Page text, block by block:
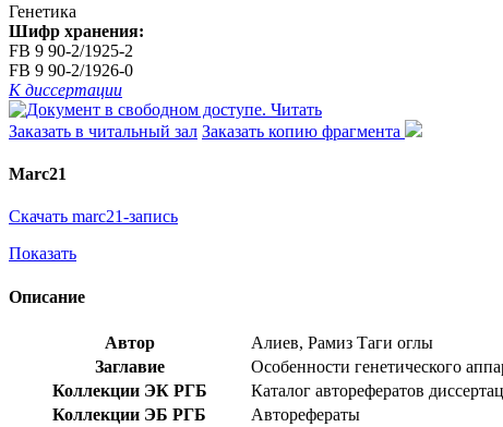
Генетика
Шифр хранения:
FB 9 90-2/1925-2
FB 9 90-2/1926-0
К диссертации
Читать
Заказать в читальный зал Заказать копию фрагмента
Marc21
Скачать marc21-запись
Показать
Описание
Автор
Алиев, Рамиз Таги оглы
Заглавие
Особенности генетического
Коллекции ЭК РГБ
Каталог авторефератов
Коллекции ЭБ РГБ
Авторефераты